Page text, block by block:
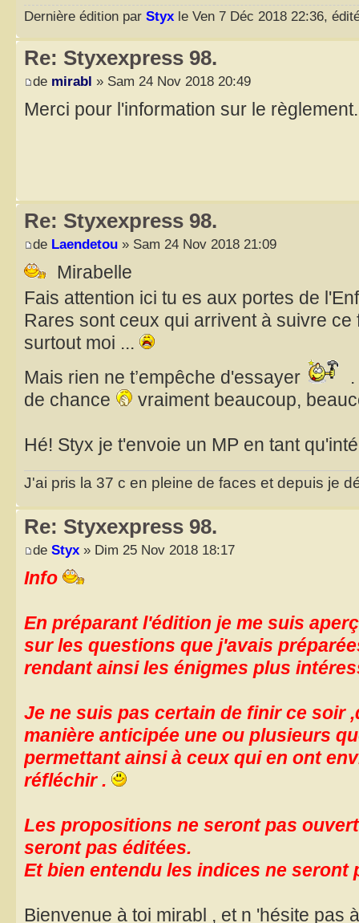
Dernière édition par Styx le Ven 7 Déc 2018 22:36,
Re: Styxexpress 98.
de mirabl » Sam 24 Nov 2018 20:49
Merci pour l'information sur le
Re: Styxexpress 98.
de Laendetou » Sam 24 Nov 2018 21:09
Mirabelle
Fais attention ici tu es aux portes de
Rares sont ceux qui arrivent à suivre ce
surtout moi ...
Mais rien ne t’empêche d'essayer
de chance
vraiment beaucoup,
Hé! Styx je t'envoie un MP en tant
J'ai pris la 37 c en pleine de faces et depuis je
Re: Styxexpress 98.
de Styx » Dim 25 Nov 2018 18:17
Info
En préparant l'édition je me suis
sur les questions que j'avais
rendant ainsi les énigmes plus
Je ne suis pas certain de finir ce soir
manière anticipée une ou plusieurs
permettant ainsi à ceux qui en ont
réfléchir .
Les propositions ne seront pas
seront pas éditées.
Et bien entendu les indices ne seront
Bienvenue à toi mirabl , et n 'hésite pas